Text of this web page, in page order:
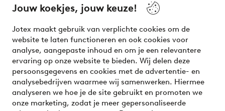
Jouw koekjes, jouw keuze!
Jotex maakt gebruik van verplichte cookies om de
website te laten functioneren en ook cookies voor
analyse, aangepaste inhoud en om je een relevantere
ervaring op onze website te bieden. Wij delen deze
persoonsgegevens en cookies met de advertentie- en
analysebedrijven waarmee wij samenwerken. Hiermee
analyseren we hoe je de site gebruikt en promoten we
onze marketing, zodat je meer gepersonaliseerde
your wardrobe. Your next inspiring look is here!
Veilig betalen - Nu betalen of opsplitsen
Wil je meer weten over onze betaalopties?